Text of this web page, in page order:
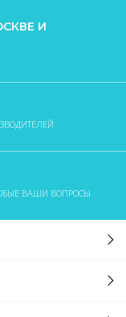
И
ВАШИ ВОПРОСЫ